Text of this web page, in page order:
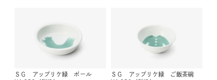
ＳＧ アップリケ緑 ボール
ＳＧ アップリケ緑 ご飯茶碗